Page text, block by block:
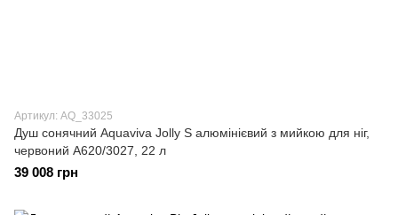
Артикул: AQ_33025
Душ сонячний Aquaviva Jolly S алюмінієвий з мийкою для ніг,
червоний A620/3027, 22 л
39 008 грн